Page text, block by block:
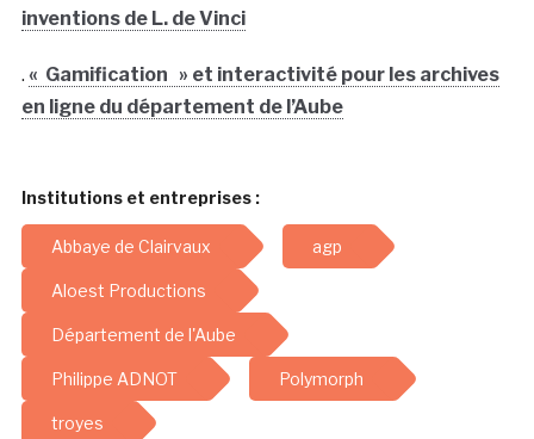
inventions de L. de Vinci
. « Gamification » et interactivité pour les archives
en ligne du département de l’Aube
Institutions et entreprises :
Abbaye de Clairvaux agp
Aloest Productions
Département de l'Aube
Philippe ADNOT Polymorph
troyes